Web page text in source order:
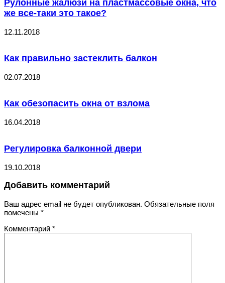
Рулонные жалюзи на пластмассовые окна, что
же все-таки это такое?
12.11.2018
Как правильно застеклить балкон
02.07.2018
Как обезопасить окна от взлома
16.04.2018
Регулировка балконной двери
19.10.2018
Добавить комментарий
Ваш адрес email не будет опубликован. Обязательные поля
помечены *
Комментарий *